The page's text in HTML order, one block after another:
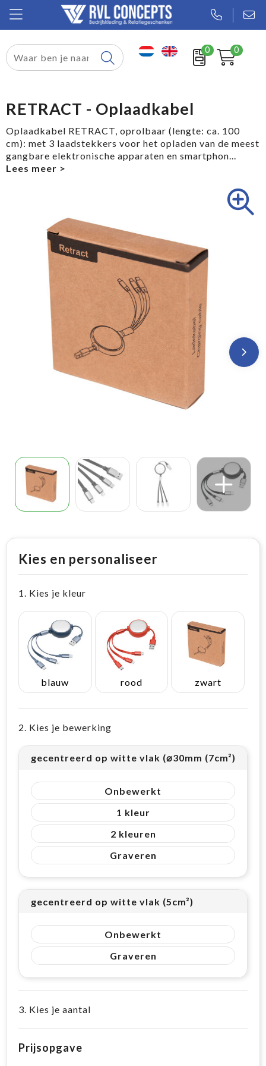
0 0
Relatiegeschenken
Tassen
Sport
RETRACT - Oplaadkabel
Oplaadkabel RETRACT, oprolbaar (lengte: ca. 100
cm): met 3 laadstekkers voor het opladen van de meest
gangbare elektronische apparaten en smartphon...
Kies en personaliseer
1. Kies je kleur
blauw rood zwart
2. Kies je bewerking
gecentreerd op witte vlak (⌀30mm (7cm²))
Onbewerkt
1
2
Graveren
gecentreerd op witte vlak (5cm²)
Onbewerkt
Graveren
3. Kies je aantal
Prijsopgave